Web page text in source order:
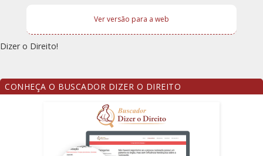
Ver versão para a web
Dizer o Direito!
CONHEÇA O BUSCADOR DIZER O DIREITO